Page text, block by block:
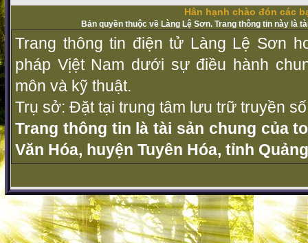
Hân hạnh chào đón các
Bản quyền thuộc về Làng Lệ Sơn. Trang thông tin này là
Trang thông tin điện tử Làng Lệ Sơn
pháp Vịệt Nam dưới sự điều hành
môn và kỹ thuật.
Trụ sở: Đặt tại trung tâm lưu trữ truyền
Trang thông tin là tài sản chung của
Văn Hóa, huyện Tuyên Hóa, tỉnh